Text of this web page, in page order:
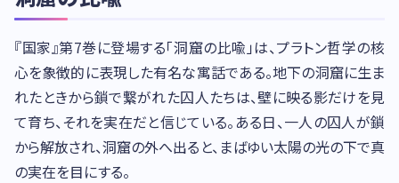
『国家』第7巻に登場する「洞窟の比喩」は、プラトン哲学の核
心を象徴的に表現した有名な寓話である。地下の洞窟に生ま
れたときから鎖で繋がれた囚人たちは、壁に映る影だけを見
て育ち、それを実在だと信じている。ある日、一人の囚人が鎖
から解放され、洞窟の外へ出ると、まばゆい太陽の光の下で真
の実在を目にする。